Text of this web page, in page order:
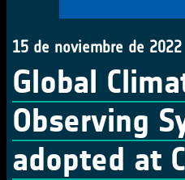
15 de noviembre de 2022
Global
Observing
adopted at